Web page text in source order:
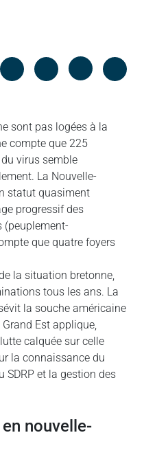
Facebook
sont pas logées à la
compte que 225
virus semble
La Nouvelle-
statut quasiment
progressif des
(peuplement-
que quatre foyers
la situation bretonne,
tous les ans. La
la souche américaine
Est applique,
calquée sur celle
la connaissance du
SDRP et la gestion des